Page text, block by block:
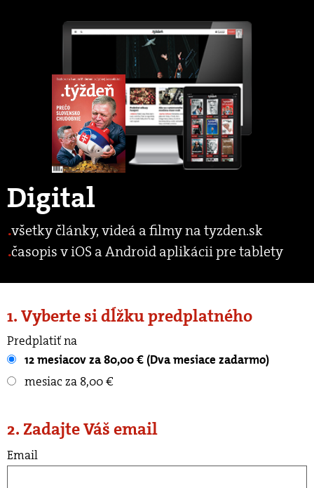
Digital
všetky články, videá a filmy na tyzden.sk
časopis v iOS a Android aplikácii pre tablety
1. Vyberte si dĺžku predplatného
Predplatiť na
12 mesiacov za 80,00 € (Dva mesiace zadarmo)
mesiac za 8,00 €
2. Zadajte Váš email
Email